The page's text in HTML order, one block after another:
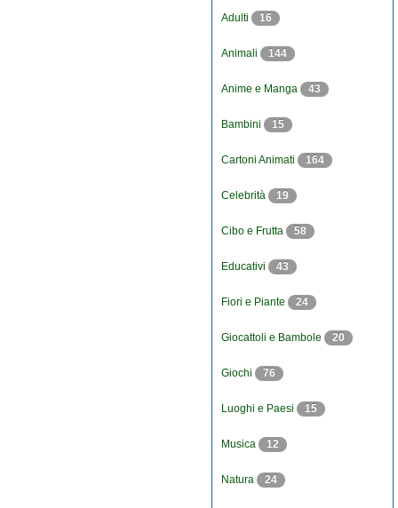
Adulti 16
Animali 144
Anime e Manga 43
Bambini 15
Cartoni Animati 164
Celebrità 19
Cibo e Frutta 58
Educativi 43
Fiori e Piante 24
Giocattoli e Bambole 20
Giochi 76
Luoghi e Paesi 15
Musica 12
Natura 24